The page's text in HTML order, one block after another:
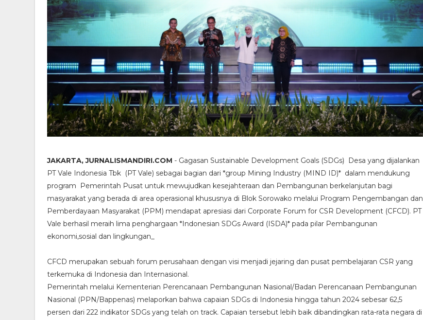
JAKARTA, JURNALISMANDIRI.COM - Gagasan Sustainable Development Goals (SDGs) Desa yang dijalankan
PT Vale Indonesia Tbk (PT Vale) sebagai bagian dari *group Mining Industry (MIND ID)* dalam mendukung
program Pemerintah Pusat untuk mewujudkan kesejahteraan dan Pembangunan berkelanjutan bagi
masyarakat yang berada di area operasional khususnya di Blok Sorowako melalui Program Pengembangan dan
Pemberdayaan Masyarakat (PPM) mendapat apresiasi dari Corporate Forum for CSR Development (CFCD). PT
Vale berhasil meraih lima penghargaan *Indonesian SDGs Award (ISDA)* pada pilar Pembangunan
ekonomi,sosial dan lingkungan_
CFCD merupakan sebuah forum perusahaan dengan visi menjadi jejaring dan pusat pembelajaran CSR yang
terkemuka di Indonesia dan Internasional.
Pemerintah melalui Kementerian Perencanaan Pembangunan Nasional/Badan Perencanaan Pembangunan
Nasional (PPN/Bappenas) melaporkan bahwa capaian SDGs di Indonesia hingga tahun 2024 sebesar 62,5
persen dari 222 indikator SDGs yang telah on track. Capaian tersebut lebih baik dibandingkan rata-rata negara di